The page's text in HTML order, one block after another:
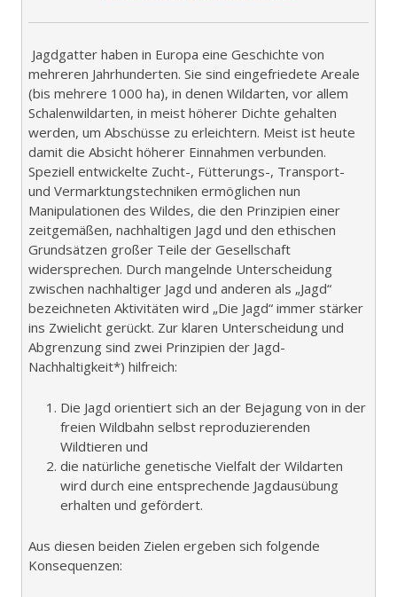
Jagdgatter haben in Europa eine Geschichte von
mehreren Jahrhunderten. Sie sind eingefriedete Areale
(bis mehrere 1000 ha), in denen Wildarten, vor allem
Schalenwildarten, in meist höherer Dichte gehalten
werden, um Abschüsse zu erleichtern. Meist ist heute
damit die Absicht höherer Einnahmen verbunden.
Speziell entwickelte Zucht-, Fütterungs-, Transport-
und Vermarktungstechniken ermöglichen nun
Manipulationen des Wildes, die den Prinzipien einer
zeitgemäßen, nachhaltigen Jagd und den ethischen
Grundsätzen großer Teile der Gesellschaft
widersprechen. Durch mangelnde Unterscheidung
zwischen nachhaltiger Jagd und anderen als „Jagd“
bezeichneten Aktivitäten wird „Die Jagd“ immer stärker
ins Zwielicht gerückt. Zur klaren Unterscheidung und
Abgrenzung sind zwei Prinzipien der Jagd-
Nachhaltigkeit*) hilfreich:
Die Jagd orientiert sich an der Bejagung von in der
freien Wildbahn selbst reproduzierenden
Wildtieren und
die natürliche genetische Vielfalt der Wildarten
wird durch eine entsprechende Jagdausübung
erhalten und gefördert.
Aus diesen beiden Zielen ergeben sich folgende
Konsequenzen: